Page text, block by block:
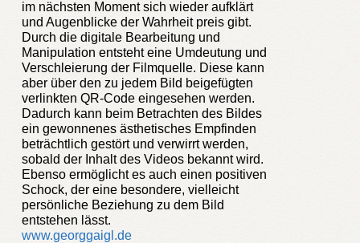
im nächsten Moment sich wieder aufklärt
und Augenblicke der Wahrheit preis gibt.
Durch die digitale Bearbeitung und
Manipulation entsteht eine Umdeutung und
Verschleierung der Filmquelle. Diese kann
aber über den zu jedem Bild beigefügten
verlinkten QR-Code eingesehen werden.
Dadurch kann beim Betrachten des Bildes
ein gewonnenes ästhetisches Empfinden
beträchtlich gestört und verwirrt werden,
sobald der Inhalt des Videos bekannt wird.
Ebenso ermöglicht es auch einen positiven
Schock, der eine besondere, vielleicht
persönliche Beziehung zu dem Bild
entstehen lässt.
www.georggaigl.de